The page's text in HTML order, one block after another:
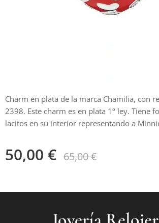
Charm en plata de la marca Chamilia, con
2398. Este charm es en plata 1º ley. Tiene
lacitos en su interior representando a
50,00 € 65,00€